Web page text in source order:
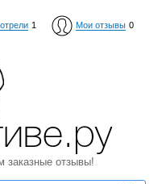
1 Мои отзывы 0
заказные отзывы!